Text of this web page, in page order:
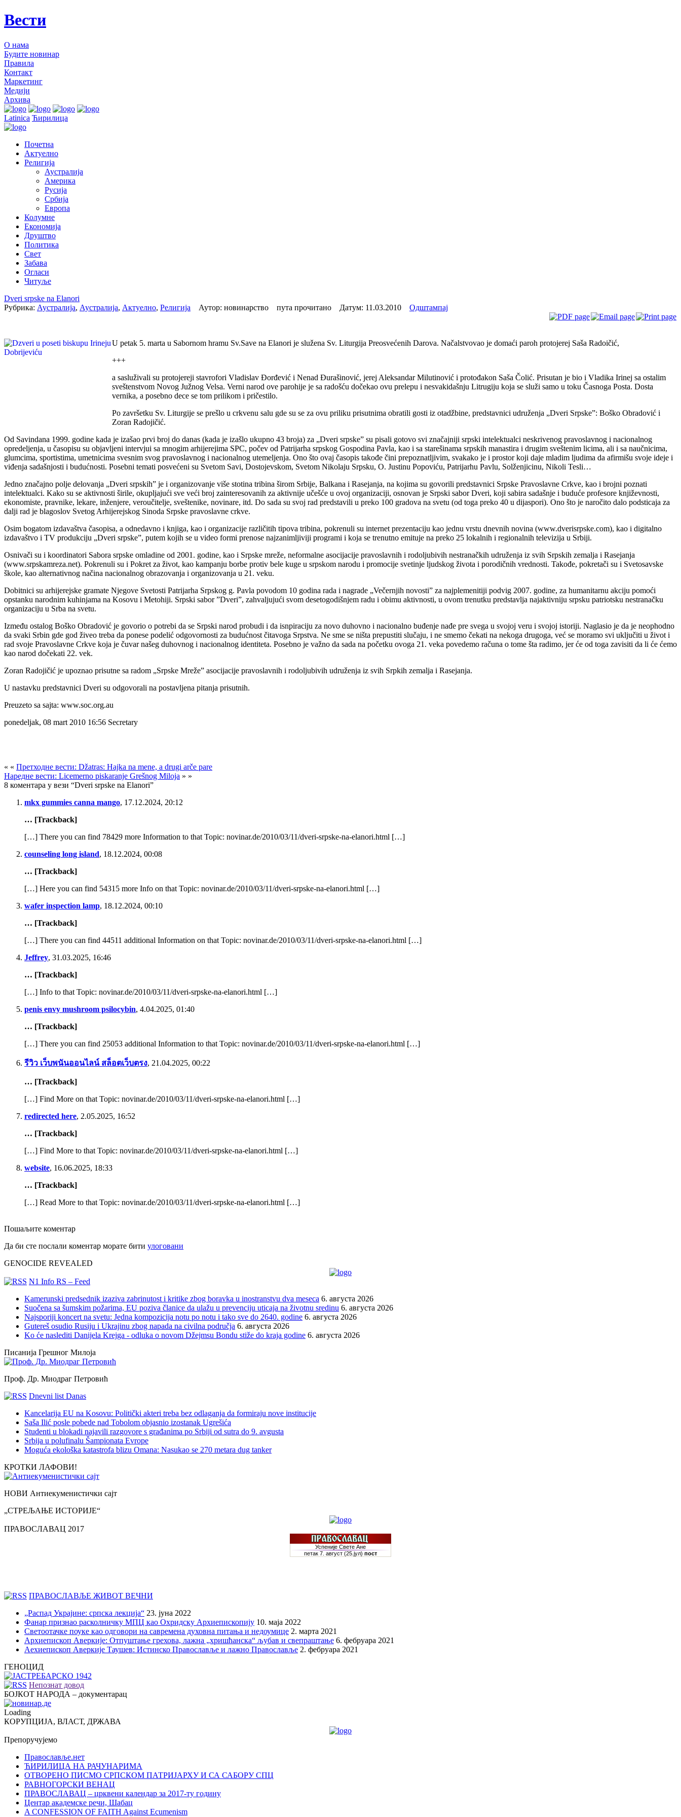
Вести
О нама
Будите новинар
Правила
Контакт
Маркетинг
Медији
Архива
Latinica Ћирилица
Почетна
Актуелно
Религија
Аустралија
Америка
Русија
Србија
Европа
Колумне
Економија
Друштво
Политика
Свет
Забава
Огласи
Читуље
Dveri srpske na Elanori
Рубрика: Аустралија, Аустралија, Актуелно, Религија Аутор: новинарство пута прочитано Датум: 11.03.2010 Одштампај
U petak 5. marta u Sabornom hramu Sv.Save na Elanori je služena Sv. Liturgija Preosvećenih Darova. Načalstvovao je domaći paroh protojerej Saša Radoičić,
+++
a sasluživali su protojereji stavrofori Vladislav Đorđević i Nenad Đurašinović, jerej Aleksandar Milutinović i protođakon Saša Čolić. Prisutan je bio i Vladika Irinej sa ostalim
sveštenstvom Novog Južnog Velsa. Verni narod ove parohije je sa radošću dočekao ovu prelepu i nesvakidašnju Litrugiju koja se služi samo u toku Časnoga Posta. Dosta
vernika, a posebno dece se tom prilikom i pričestilo.
Po završetku Sv. Liturgije se prešlo u crkvenu salu gde su se za ovu priliku prisutnima obratili gosti iz otadžbine, predstavnici udruženja „Dveri Srpske”: Boško Obradović i
Zoran Radojičić.
Od Savindana 1999. godine kada je izašao prvi broj do danas (kada je izašlo ukupno 43 broja) za „Dveri srpske” su pisali gotovo svi značajniji srpski intelektualci neskrivenog pravoslavnog i nacionalnog
opredeljenja, u časopisu su objavljeni intervjui sa mnogim arhijerejima SPC, počev od Patrijarha srpskog Gospodina Pavla, kao i sa starešinama srpskih manastira i drugim sveštenim licima, ali i sa naučnicima,
glumcima, sportistima, umetnicima svesnim svog pravoslavnog i nacionalnog utemeljenja. Ono što ovaj časopis takođe čini prepoznatljivim, svakako je i prostor koji daje mladim ljudima da afirmišu svoje ideje i
viđenja sadašnjosti i budućnosti. Posebni temati posvećeni su Svetom Savi, Dostojevskom, Svetom Nikolaju Srpsku, O. Justinu Popoviću, Patrijarhu Pavlu, Solženjicinu, Nikoli Tesli…
Jedno značajno polje delovanja „Dveri srpskih” je i organizovanje više stotina tribina širom Srbije, Balkana i Rasejanja, na kojima su govorili predstavnici Srpske Pravoslavne Crkve, kao i brojni poznati
intelektualci. Kako su se aktivnosti širile, okupljajući sve veći broj zainteresovanih za aktivnije učešće u ovoj organizaciji, osnovan je Srpski sabor Dveri, koji sabira sadašnje i buduće profesore književnosti,
ekonomiste, pravnike, lekare, inženjere, veroučitelje, sveštenike, novinare, itd. Do sada su svoj rad predstavili u preko 100 gradova na svetu (od toga preko 40 u dijaspori). Ono što je naročito dalo podsticaja za
dalji rad je blagoslov Svetog Arhijerejskog Sinoda Srpske pravoslavne crkve.
Osim bogatom izdavaštva časopisa, a odnedavno i knjiga, kao i organizacije različitih tipova tribina, pokrenuli su internet prezentaciju kao jednu vrstu dnevnih novina (www.dverisrpske.com), kao i digitalno
izdavaštvo i TV produkciju „Dveri srpske”, putem kojih se u video formi prenose najzanimljiviji programi i koja se trenutno emituje na preko 25 lokalnih i regionalnih televizija u Srbiji.
Osnivači su i koordinatori Sabora srpske omladine od 2001. godine, kao i Srpske mreže, neformalne asocijacije pravoslavnih i rodoljubivih nestranačkih udruženja iz svih Srpskih zemalja i Rasejanja
(www.srpskamreza.net). Pokrenuli su i Pokret za život, kao kampanju borbe protiv bele kuge u srpskom narodu i promocije svetinje ljudskog života i porodičnih vrednosti. Takođe, pokretači su i Svetosavske
škole, kao alternativnog načina nacionalnog obrazovanja i organizovanja u 21. veku.
Dobitnici su arhijerejske gramate Njegove Svetosti Patrijarha Srpskog g. Pavla povodom 10 godina rada i nagrade „Večernjih novosti” za najplemenitiji podvig 2007. godine, za humanitarnu akciju pomoći
opstanku narodnim kuhinjama na Kosovu i Metohiji. Srpski sabor ”Dveri”, zahvaljujući svom desetogodišnjem radu i obimu aktivnosti, u ovom trenutku predstavlja najaktivniju srpsku patriotsku nestranačku
organizaciju u Srba na svetu.
Između ostalog Boško Obradović je govorio o potrebi da se Srpski narod probudi i da isnpiraciju za novo duhovno i nacionalno buđenje nađe pre svega u svojoj veru i svojoj istoriji. Naglasio je da je neophodno
da svaki Srbin gde god živeo treba da ponese podelić odgovornosti za budućnost čitavoga Srpstva. Ne sme se ništa prepustiti slučaju, i ne smemo čekati na nekoga drugoga, već se moramo svi uključiti u život i
rad svoje Pravoslavne Crkve koja je čuvar našeg duhovnog i nacionalnog identiteta. Posebno je važno da sada na početku ovoga 21. veka povedemo računa o tome šta radimo, jer će od toga zavisiti da li će ćemo
kao narod dočekati 22. vek.
Zoran Radojičić je upoznao prisutne sa radom „Srpske Mreže” asocijacije pravoslavnih i rodoljubivih udruženja iz svih Srpkih zemalja i Rasejanja.
U nastavku predstavnici Dveri su odgovorali na postavljena pitanja prisutnih.
Preuzeto sa sajta: www.soc.org.au
ponedeljak, 08 mart 2010 16:56 Secretary
« « Претходне вести: Džatras: Hajka na mene, a drugi arče pare
Наредне вести: Licemerno piskaranje Grešnog Miloja » »
8 коментара у вези “Dveri srpske na Elanori”
mkx gummies canna mango, 17.12.2024, 20:12
… [Trackback]
[…] There you can find 78429 more Information to that Topic: novinar.de/2010/03/11/dveri-srpske-na-elanori.html […]
counseling long island, 18.12.2024, 00:08
… [Trackback]
[…] Here you can find 54315 more Info on that Topic: novinar.de/2010/03/11/dveri-srpske-na-elanori.html […]
wafer inspection lamp, 18.12.2024, 00:10
… [Trackback]
[…] There you can find 44511 additional Information on that Topic: novinar.de/2010/03/11/dveri-srpske-na-elanori.html […]
Jeffrey, 31.03.2025, 16:46
… [Trackback]
[…] Info to that Topic: novinar.de/2010/03/11/dveri-srpske-na-elanori.html […]
penis envy mushroom psilocybin, 4.04.2025, 01:40
… [Trackback]
[…] There you can find 25053 additional Information to that Topic: novinar.de/2010/03/11/dveri-srpske-na-elanori.html […]
รีวิว เว็บพนันออนไลน์ สล็อตเว็บตรง, 21.04.2025, 00:22
… [Trackback]
[…] Find More on that Topic: novinar.de/2010/03/11/dveri-srpske-na-elanori.html […]
redirected here, 2.05.2025, 16:52
… [Trackback]
[…] Find More to that Topic: novinar.de/2010/03/11/dveri-srpske-na-elanori.html […]
website, 16.06.2025, 18:33
… [Trackback]
[…] Read More to that Topic: novinar.de/2010/03/11/dveri-srpske-na-elanori.html […]
Пошаљите коментар
Да би сте послали коментар морате бити улоговани
GENOCIDE REVEALED
N1 Info RS – Feed
Kamerunski predsednik izaziva zabrinutost i kritike zbog boravka u inostranstvu dva meseca 6. августа 2026
Suočena sa šumskim požarima, EU poziva članice da ulažu u prevenciju uticaja na životnu sredinu 6. августа 2026
Najsporiji koncert na svetu: Jedna kompozicija notu po notu i tako sve do 2640. godine 6. августа 2026
Gutereš osudio Rusiju i Ukrajinu zbog napada na civilna područja 6. августа 2026
Ko će naslediti Danijela Krejga - odluka o novom Džejmsu Bondu stiže do kraja godine 6. августа 2026
Писанија Грешног Милоја
Проф. Др. Миодраг Петровић
Dnevni list Danas
Kancelarija EU na Kosovu: Politički akteri treba bez odlaganja da formiraju nove institucije
Saša Ilić posle pobede nad Tobolom objasnio izostanak Ugrešića
Studenti u blokadi najavili razgovore s građanima po Srbiji od sutra do 9. avgusta
Srbija u polufinalu Šampionata Evrope
Moguća ekološka katastrofa blizu Omana: Nasukao se 270 metara dug tanker
КРОТКИ ЛАФОВИ!
НОВИ Антиекуменистички сајт
„СТРЕЉАЊЕ ИСТОРИЈЕ“
ПРАВОСЛАВАЦ 2017
ПРАВОСЛАВЉЕ ЖИВОТ ВЕЧНИ
„Распад Украјине: српска лекција“ 23. јуна 2022
Фанар признао расколничку МПЦ као Охридску Архиепископију 10. маја 2022
Светоотачке поуке као одговори на савремена духовна питања и недоумице 2. марта 2021
Архиепископ Аверкије: Отпуштање грехова, лажна „хришћанска“ љубав и свепраштање 6. фебруара 2021
Аехиепископ Аверкије Таушев: Истинско Православље и лажно Православље 2. фебруара 2021
ГЕНОЦИД
Непознат довод
БОЈКОТ НАРОДА – документарац
Loading
КОРУПЦИЈА, ВЛАСТ, ДРЖАВА
Препоручујемо
Православље.нет
ЋИРИЛИЦА НА РАЧУНАРИМА
ОТВОРЕНО ПИСМО СРПСКОМ ПАТРИЈАРХУ И СА САБОРУ СПЦ
РАВНОГОРСКИ ВЕНАЦ
ПРАВОСЛАВАЦ – црквени календар за 2017-ту годину
Центар академске речи, Шабац
A CONFESSION OF FAITH Against Ecumenism